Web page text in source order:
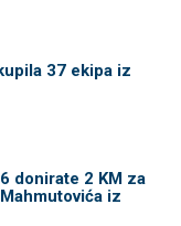
37 ekipa iz
donirate 2 KM za
iz